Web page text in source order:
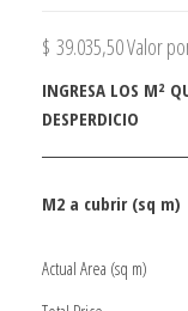
$ 39.035,50Valor
INGRESA LOS M²
DESPERDICIO
M2 a cubrir (sq m)
Actual Area (sq m)